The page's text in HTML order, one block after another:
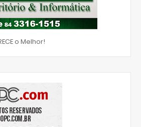
o Melhor!